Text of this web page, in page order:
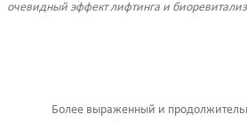
очевидный эффект лифтинга и
Более выраженный и